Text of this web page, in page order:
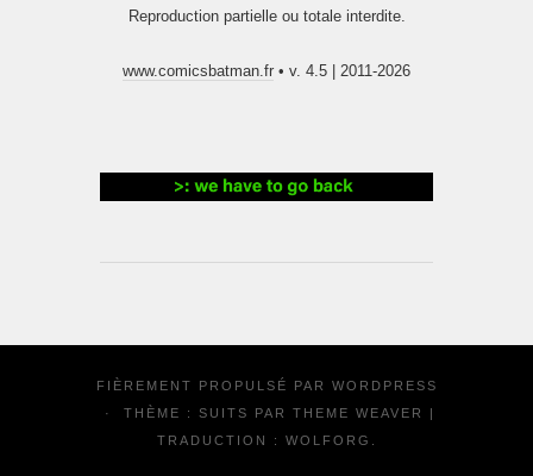
Reproduction partielle ou totale interdite.
www.comicsbatman.fr • v. 4.5 | 2011-2026
FIÈREMENT PROPULSÉ PAR WORDPRESS
·
THÈME : SUITS PAR THEME WEAVER
TRADUCTION : WOLFORG .